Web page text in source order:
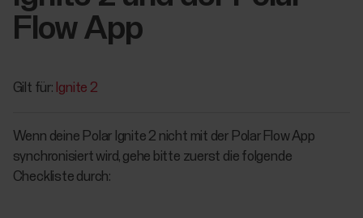
Flow App
Gilt für: Ignite 2
Wenn deine Polar Ignite 2 nicht mit der Polar Flow App
synchronisiert wird, gehe bitte zuerst die folgende
Checkliste durch: